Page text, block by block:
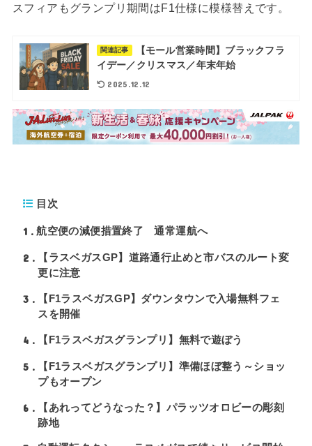
スフィアもグランプリ期間はF1仕様に模様替えです。
関連記事
【モール営業時間】ブラックフラ
イデー／クリスマス／年末年始
2025.12.12
目次
1 航空便の減便措置終了 通常運航へ
2
【ラスベガスGP】道路通行止めと市バスのルート変
更に注意
3
【F1ラスベガスGP】ダウンタウンで入場無料フェ
スを開催
4 【F1ラスベガスグランプリ】無料で遊ぼう
5
【F1ラスベガスグランプリ】準備ほぼ整う～ショッ
プもオープン
6
【あれってどうなった？】パラッツオロビーの彫刻
跡地